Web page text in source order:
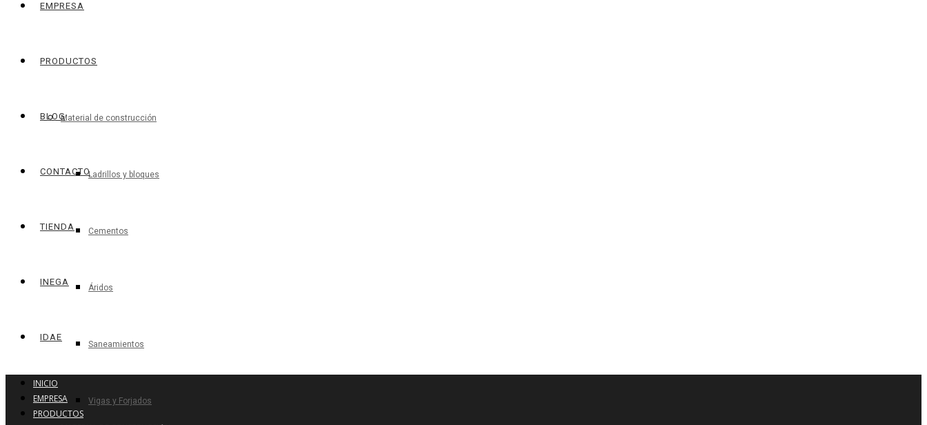
EMPRESA
PRODUCTOS
Material de construcción
Ladrillos y bloques
Cementos
Áridos
Saneamientos
Vigas y Forjados
BLOG
CONTACTO
TIENDA
INEGA
IDAE
INICIO
EMPRESA
PRODUCTOS